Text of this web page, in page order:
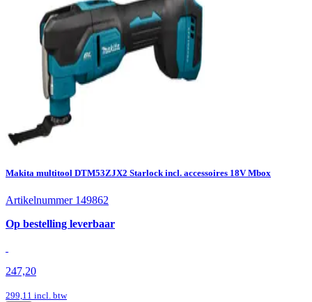
Makita multitool DTM53ZJX2 Starlock incl. accessoires 18V Mbox
Artikelnummer 149862
Op bestelling leverbaar
247,20
299,11 incl. btw